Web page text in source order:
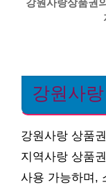
강원사랑상품권
강원사
강원사랑 상품
지역사랑 상품
사용 가능하며,